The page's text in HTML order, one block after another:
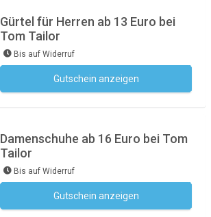
Gürtel für Herren ab 13 Euro bei
Tom Tailor
Bis auf Widerruf
Gutschein anzeigen
Damenschuhe ab 16 Euro bei Tom
Tailor
Bis auf Widerruf
Gutschein anzeigen